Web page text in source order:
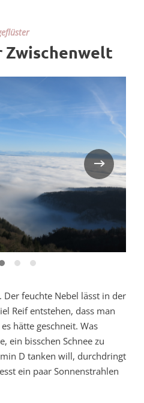
Zwischenwelt
Der feuchte Nebel lässt in der
Reif entstehen, dass man
hätte geschneit. Was
ein bisschen Schnee zu
D tanken will, durchdringt
ein paar Sonnenstrahlen